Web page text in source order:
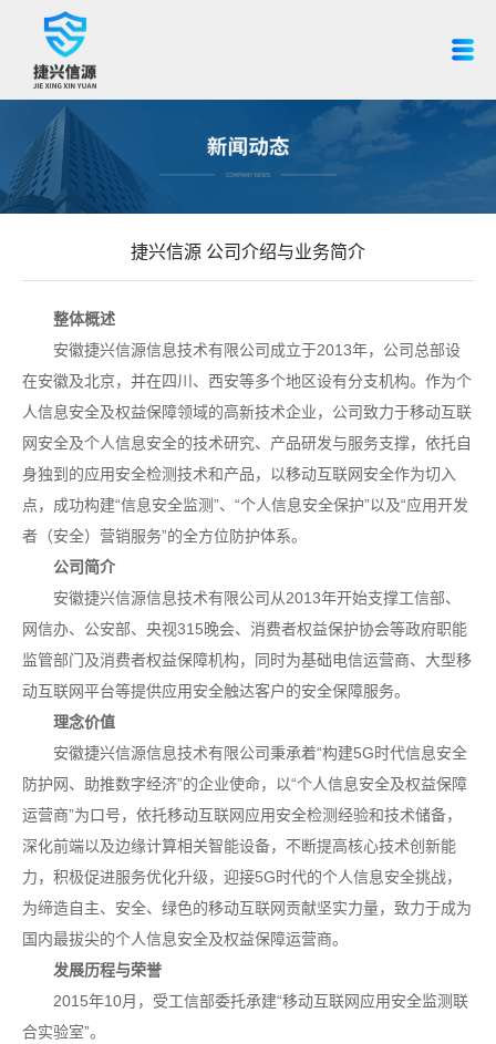
捷兴信源 公司介绍与业务简介
整体概述
安徽捷兴信源信息技术有限公司成立于2013年，公司总部设
在安徽及北京，并在四川、西安等多个地区设有分支机构。作为个
人信息安全及权益保障领域的高新技术企业，公司致力于移动互联
网安全及个人信息安全的技术研究、产品研发与服务支撑，依托自
身独到的应用安全检测技术和产品，以移动互联网安全作为切入
点，成功构建“信息安全监测”、“个人信息安全保护”以及“应用开发
者（安全）营销服务”的全方位防护体系。
公司简介
安徽捷兴信源信息技术有限公司从2013年开始支撑工信部、
网信办、公安部、央视315晚会、消费者权益保护协会等政府职能
监管部门及消费者权益保障机构，同时为基础电信运营商、大型移
动互联网平台等提供应用安全触达客户的安全保障服务。
理念价值
安徽捷兴信源信息技术有限公司秉承着“构建5G时代信息安全
防护网、助推数字经济”的企业使命，以“个人信息安全及权益保障
运营商”为口号，依托移动互联网应用安全检测经验和技术储备，
深化前端以及边缘计算相关智能设备，不断提高核心技术创新能
力，积极促进服务优化升级，迎接5G时代的个人信息安全挑战，
为缔造自主、安全、绿色的移动互联网贡献坚实力量，致力于成为
国内最拔尖的个人信息安全及权益保障运营商。
发展历程与荣誉
2015年10月，受工信部委托承建“移动互联网应用安全监测联
合实验室”。